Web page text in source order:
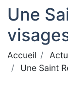
Une
Accueil
Une Saint